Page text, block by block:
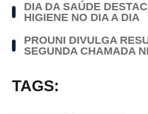
DIA DA SAÚDE
HIGIENE NO DIA A DIA
PROUNI DIVULGA
SEGUNDA CHAMADA
TAGS: